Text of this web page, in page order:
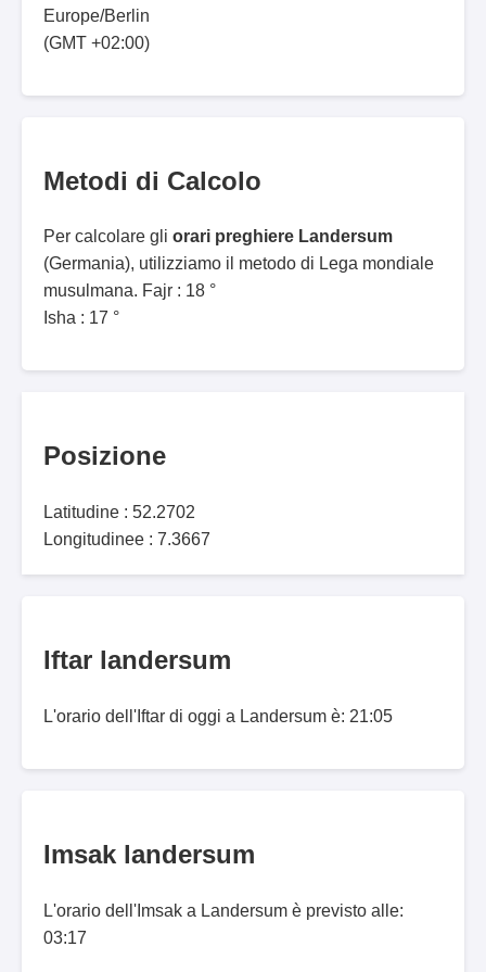
Europe/Berlin
(GMT +02:00)
Metodi di Calcolo
Per calcolare gli orari preghiere Landersum
(Germania), utilizziamo il metodo di Lega mondiale
musulmana. Fajr : 18 °
Isha : 17 °
Posizione
Latitudine : 52.2702
Longitudinee : 7.3667
Iftar landersum
L'orario dell'Iftar di oggi a Landersum è: 21:05
Imsak landersum
L'orario dell'Imsak a Landersum è previsto alle:
03:17